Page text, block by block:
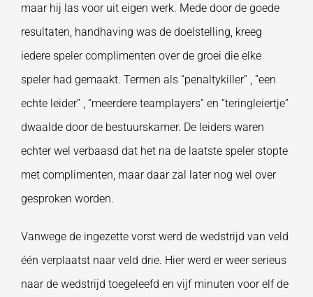
maar hij las voor uit eigen werk. Mede door de goede
resultaten, handhaving was de doelstelling, kreeg
iedere speler complimenten over de groei die elke
speler had gemaakt. Termen als “penaltykiller” , “een
echte leider” , “meerdere teamplayers” en ‘’teringleiertje”
dwaalde door de bestuurskamer. De leiders waren
echter wel verbaasd dat het na de laatste speler stopte
met complimenten, maar daar zal later nog wel over
gesproken worden.
Vanwege de ingezette vorst werd de wedstrijd van veld
één verplaatst naar veld drie. Hier werd er weer serieus
naar de wedstrijd toegeleefd en vijf minuten voor elf de